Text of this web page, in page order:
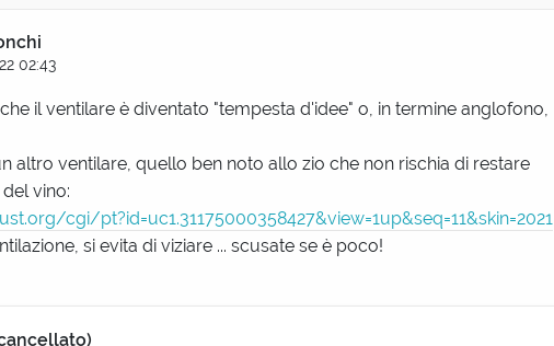
02:43
il ventilare è diventato "tempesta d'idee" o, in termine anglofono,
altro ventilare, quello ben noto allo zio che non rischia di restare
vino:
cgi/pt?id=uc1.31175000358427&view=1up&seq=11&skin=2021
si evita di viziare ... scusate se è poco!